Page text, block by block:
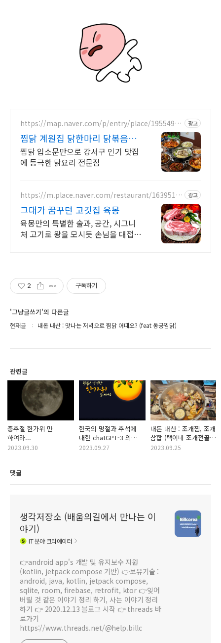
https://map.naver.com/p/entry/place/19554983
광고
찜닭 계원집 닭한마리 닭볶음탕
맛집
찜닭 입소문만으로 강서구 인기 맛집
에 등극한 닭요리 전문점
https://m.place.naver.com/restaurant/1639516
광고
그대가 꿈꾸던 고깃집 육몽
육몽만의 특별한 술과, 공간, 시그니
처 고기로 왕을 모시듯 손님을 대접합
2 구독하기
'그냥글쓰기'의 다른글
현재글 내돈 내산 : 맛나는 저녁으로 찜닭 어때요? (feat 동궁찜닭)
관련글
중추절 한가위 만
하여라...
2023.09.30
한국의 명절과 추석에
대한 chatGPT-3 의
이야기를 들어 봅니다.
2023.09.27
내돈 내산 : 조개찜, 조개
삼합 (택이네 조개전골
이 둔산동에도 ...)
2023.09.25
댓글
생각저장소 (배움의길에서 만나는 이
야기)
IT분야 크리에이터
👉android app's 개발 및 유지보수 지원
(kotlin, jetpack compose 기반) 👉보유기술 :
android, java, kotlin, jetpack compose,
sqlite, room, firebase, retrofit, ktor 👉잊어
버릴 것 같은 이야기 정리 하기, 사는 이야기 정리
하기 👉 2020.12.13 블로그 시작 👉 threads 바
로가기
https://www.threads.net/@help.billc